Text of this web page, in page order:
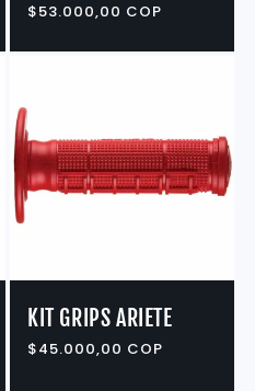
Precio
$53.000,00 COP
KIT GRIPS ARIETE
Precio
$45.000,00 COP